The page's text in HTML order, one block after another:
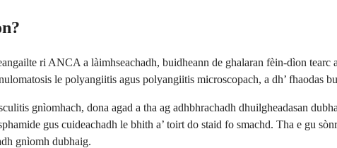
ri ANCA a làimhseachadh, buidheann de ghalaran fèin-dìon tearc
le polyangiitis agus polyangiitis microscopach, a dh’ fhaodas
gnìomhach, dona agad a tha ag adhbhrachadh dhuilgheadasan
gus cuideachadh le bhith a’ toirt do staid fo smachd. Tha e gu
gnìomh dubhaig.